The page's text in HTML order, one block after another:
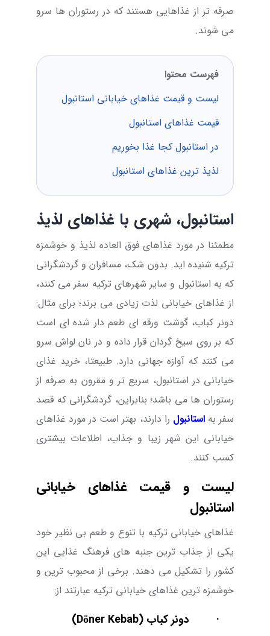
صرفه تر از غذاهایی هستند که در رستوران ها سرو
می شوند.
فهرست محتوا
لیست و قیمت غذاهای خیابانی استانبول
قیمت غذاهای استانبول
در استانبول کجا غذا بخوریم
لذیذ ترین غذاهای استانبول
استانبول، شهری با غذاهای لذیذ
مطمئنا در مورد غذاهای فوق العاده لذیذ و خوشمزه
ترکیه شنیده اید. بدون شک، مسافران و گردشگرانی
که به استانبول و سایر شهرهای ترکیه سفر می کنند،
از غذاهای خیابانی لذت زیادی می برند؛ برای مثال:
دونر کباب، گوشت ورقه ای طعم دار شده ای است
که بر روی سیخ گردان قرار داده و در نان لواش سرو
می کنند که آوازه جهانی دارد. طبیعتا، خرید غذای
خیابانی در استانبول، سریع ‌تر و مقرون به صرفه از
رستوران ها می باشد؛ بنابراین، گردشگرانی که قصد
سفر بهاستانبول را دارند، بهتر است در مورد غذاهای
خیابانی این شهر زیبا و جذاب، اطلاعات بیشتری
کسب کنند.
لیست و قیمت غذاهای خیابانی
استانبول
غذاهای خیابانی ترکیه با تنوع و طعم بی نظیر خود
یکی از جذاب ترین جنبه های فرهنگ غذایی این
کشور را تشکیل می دهند. برخی از محبوب ترین و
خوشمزه ترین غذاهای خیابانی ترکیه عبارتند از:
· دونر کباب (Döner Kebab
)